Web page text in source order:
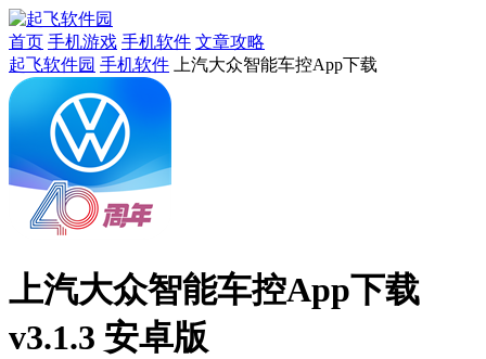
首页 手机游戏 手机软件 文章攻略
起飞软件园 手机软件 上汽大众智能车控App下载
上汽大众智能车控App下载
v3.1.3 安卓版